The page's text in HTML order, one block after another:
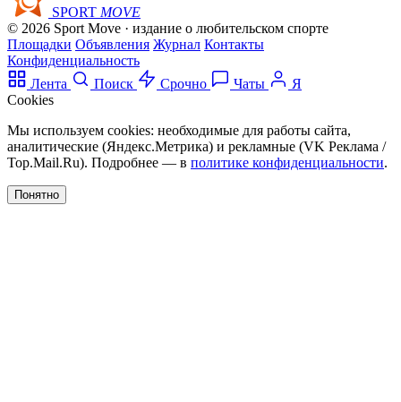
SPORT MOVE
© 2026 Sport Move · издание о любительском спорте
Площадки Объявления Журнал Контакты
Конфиденциальность
Лента
Поиск Срочно Чаты
Я
Cookies
Мы используем cookies: необходимые для работы сайта,
аналитические (Яндекс.Метрика) и рекламные (VK Реклама /
Top.Mail.Ru). Подробнее — в политике конфиденциальности.
Понятно